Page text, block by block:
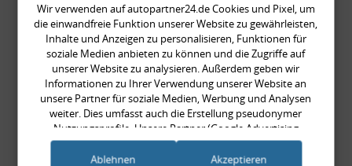
Rückleuchtenband mit
Blinker, rot, US-Ecken,
Audi 80 Cabrio, Typ 89,
OE-Nr.: 8G0945225 +
8G0945225C
999,99 €
999,99 € pro 1
inkl. gesetzl. MwSt., zzgl.
Wir verwenden auf autopartner24.de Cookies und Pixel, um
die einwandfreie Funktion unserer Website zu gewährleisten,
Inhalte und Anzeigen zu personalisieren, Funktionen für
soziale Medien anbieten zu können und die Zugriffe auf
unserer Website zu analysieren. Außerdem geben wir
Informationen zu Ihrer Verwendung unserer Website an
unsere Partner für soziale Medien, Werbung und Analysen
weiter. Dies umfasst auch die Erstellung pseudonymer
Nutzungsprofile. Unsere Partner (Google Advertising
Products) führen diese Informationen möglicherweise mit
weiteren Daten zusammen, die Sie ihnen bereitgestellt haben
Ablehnen Akzeptieren